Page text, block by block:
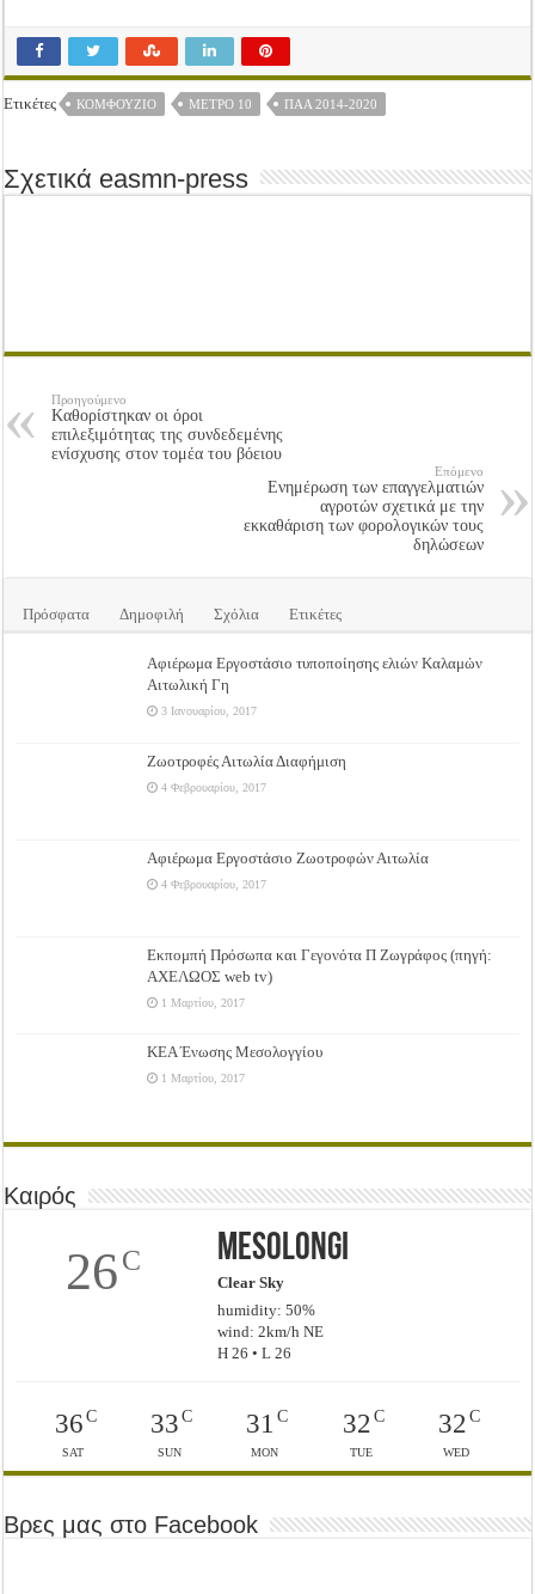
Ετικέτες ΚΟΜΦΟΥΖΙΟ ΜΈΤΡΟ 10 ΠΑΑ 2014-2020
Σχετικά easmn-press
Προηγούμενο
Kαθορίστηκαν οι όροι
επιλεξιμότητας της συνδεδεμένης
ενίσχυσης στον τομέα του βόειου
Επόμενο
Ενημέρωση των επαγγελματιών
αγροτών σχετικά με την
εκκαθάριση των φορολογικών τους
δηλώσεων
Πρόσφατα Δημοφιλή Σχόλια Ετικέτες
Αφιέρωμα Εργοστάσιο τυποποίησης ελιών Καλαμών
Αιτωλική Γη
3 Ιανουαρίου, 2017
Ζωοτροφές Αιτωλία Διαφήμιση
4 Φεβρουαρίου, 2017
Αφιέρωμα Εργοστάσιο Ζωοτροφών Αιτωλία
4 Φεβρουαρίου, 2017
Εκπομπή Πρόσωπα και Γεγονότα Π Ζωγράφος (πηγή:
ΑΧΕΛΩΟΣ web tv)
1 Μαρτίου, 2017
ΚΕΑ Ένωσης Μεσολογγίου
1 Μαρτίου, 2017
Καιρός
26C Mesolongi
Clear Sky
humidity: 50%
wind: 2km/h NE
H 26 • L 26
36C
SAT
33C
SUN
31 C
MON
32C
TUE
32C
WED
Βρες μας στο Facebook